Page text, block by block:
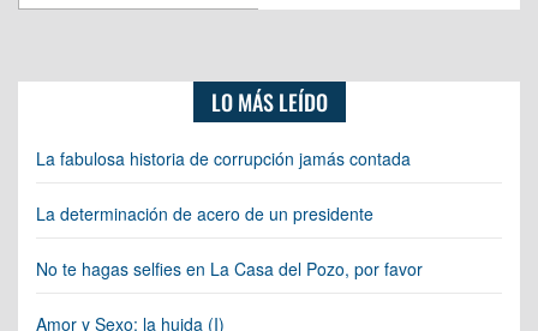
LO MÁS LEÍDO
La fabulosa historia de corrupción jamás contada
La determinación de acero de un presidente
No te hagas selfies en La Casa del Pozo, por favor
Amor y Sexo: la huida (I)